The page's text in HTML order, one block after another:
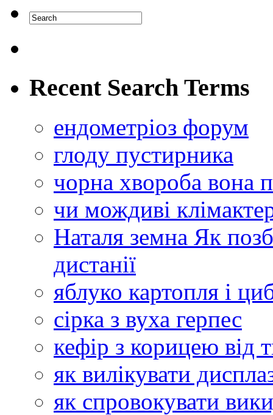
Recent Search Terms
ендометріоз форум
глоду пустирника
чорна хвороба вона
чи мождиві
Наталя земна Як
дистанії
яблуко картопля і
сірка з вуха герпес
кефір з корицею від
як вилікувати
як спровокувати